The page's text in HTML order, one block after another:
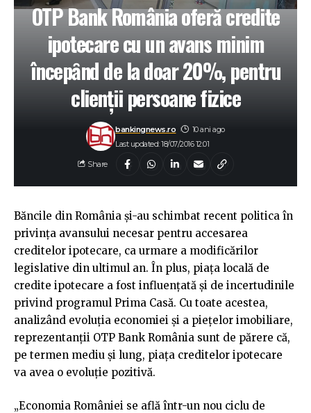
OTP Bank România oferă credite
ipotecare cu un avans minim
începȃnd de la doar 20%, pentru
clienții persoane fizice
Last updated: 18/07/2016 12:01
bankingnews.ro 10 ani ago
Share
Băncile din România și-au schimbat recent politica în
privința avansului necesar pentru accesarea
creditelor ipotecare, ca urmare a modificărilor
legislative din ultimul an. În plus, piaţa locală de
credite ipotecare a fost influenţată și de incertudinile
privind programul Prima Casă. Cu toate acestea,
analizând evoluţia economiei și a pieţelor imobiliare,
reprezentanții OTP Bank România sunt de părere că,
pe termen mediu și lung, piața creditelor ipotecare
va avea o evoluție pozitivă.
„Economia României se află într-un nou ciclu de